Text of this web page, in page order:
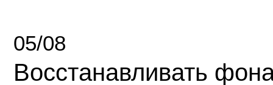
05/08
Восстанавливать